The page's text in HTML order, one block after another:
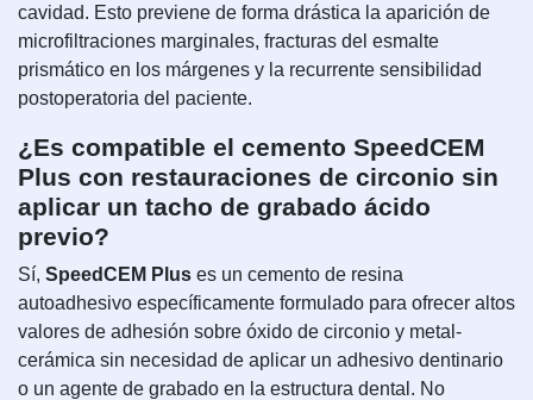
cavidad. Esto previene de forma drástica la aparición de
microfiltraciones marginales, fracturas del esmalte
prismático en los márgenes y la recurrente sensibilidad
postoperatoria del paciente.
¿Es compatible el cemento SpeedCEM
Plus con restauraciones de circonio sin
aplicar un tacho de grabado ácido
previo?
Sí, SpeedCEM Plus es un cemento de resina
autoadhesivo específicamente formulado para ofrecer altos
valores de adhesión sobre óxido de circonio y metal-
cerámica sin necesidad de aplicar un adhesivo dentinario
o un agente de grabado en la estructura dental. No